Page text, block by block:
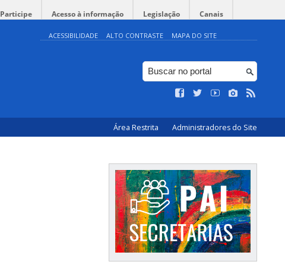
Participe Acesso à informação Legislação Canais
ACESSIBILIDADE ALTO CONTRASTE MAPA DO SITE
Área Restrita Administradores do Site